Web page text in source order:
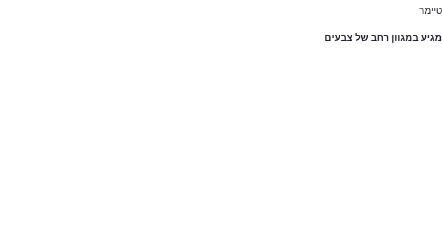
טיימר
מגיע במגוון רחב של צבעים